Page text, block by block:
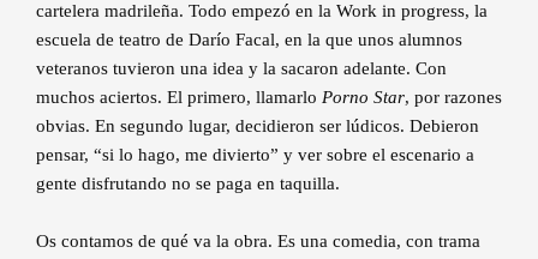
cartelera madrileña. Todo empezó en la Work in progress, la
escuela de teatro de Darío Facal, en la que unos alumnos
veteranos tuvieron una idea y la sacaron adelante. Con
muchos aciertos. El primero, llamarlo Porno Star, por razones
obvias. En segundo lugar, decidieron ser lúdicos. Debieron
pensar, “si lo hago, me divierto” y ver sobre el escenario a
gente disfrutando no se paga en taquilla.
Os contamos de qué va la obra. Es una comedia, con trama